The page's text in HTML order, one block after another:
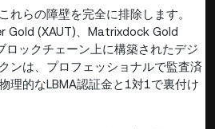
れらの障壁を完全に排除します。
Gold (XAUT)、Matrixdock Gold
ロックチェーン上に構築されたデジ
ンは、プロフェッショナルで監査済
理的なLBMA認証金と1対1で裏付け